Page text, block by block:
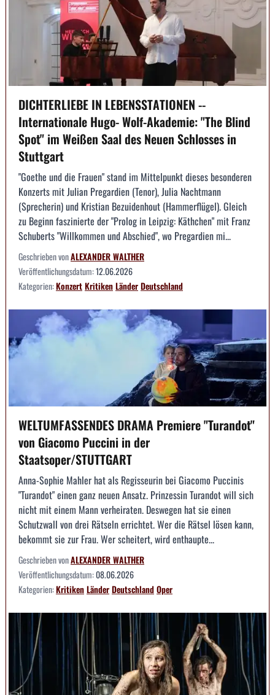
DICHTERLIEBE IN LEBENSSTATIONEN --
Internationale Hugo- Wolf-Akademie: "The Blind
Spot" im Weißen Saal des Neuen Schlosses in
Stuttgart
"Goethe und die Frauen" stand im Mittelpunkt dieses besonderen
Konzerts mit Julian Pregardien (Tenor), Julia Nachtmann
(Sprecherin) und Kristian Bezuidenhout (Hammerflügel). Gleich
zu Beginn faszinierte der "Prolog in Leipzig: Käthchen" mit Franz
Schuberts "Willkommen und Abschied", wo Pregardien mi...
Geschrieben vonALEXANDER WALTHER
Veröffentlichungsdatum:12.06.2026
Kategorien:KonzertKritikenLänderDeutschland
WELTUMFASSENDES DRAMA Premiere "Turandot"
von Giacomo Puccini in der
Staatsoper/STUTTGART
Anna-Sophie Mahler hat als Regisseurin bei Giacomo Puccinis
"Turandot" einen ganz neuen Ansatz. Prinzessin Turandot will sich
nicht mit einem Mann verheiraten. Deswegen hat sie einen
Schutzwall von drei Rätseln errichtet. Wer die Rätsel lösen kann,
bekommt sie zur Frau. Wer scheitert, wird enthaupte...
Geschrieben vonALEXANDER WALTHER
Veröffentlichungsdatum:08.06.2026
Kategorien:KritikenLänderDeutschlandOper